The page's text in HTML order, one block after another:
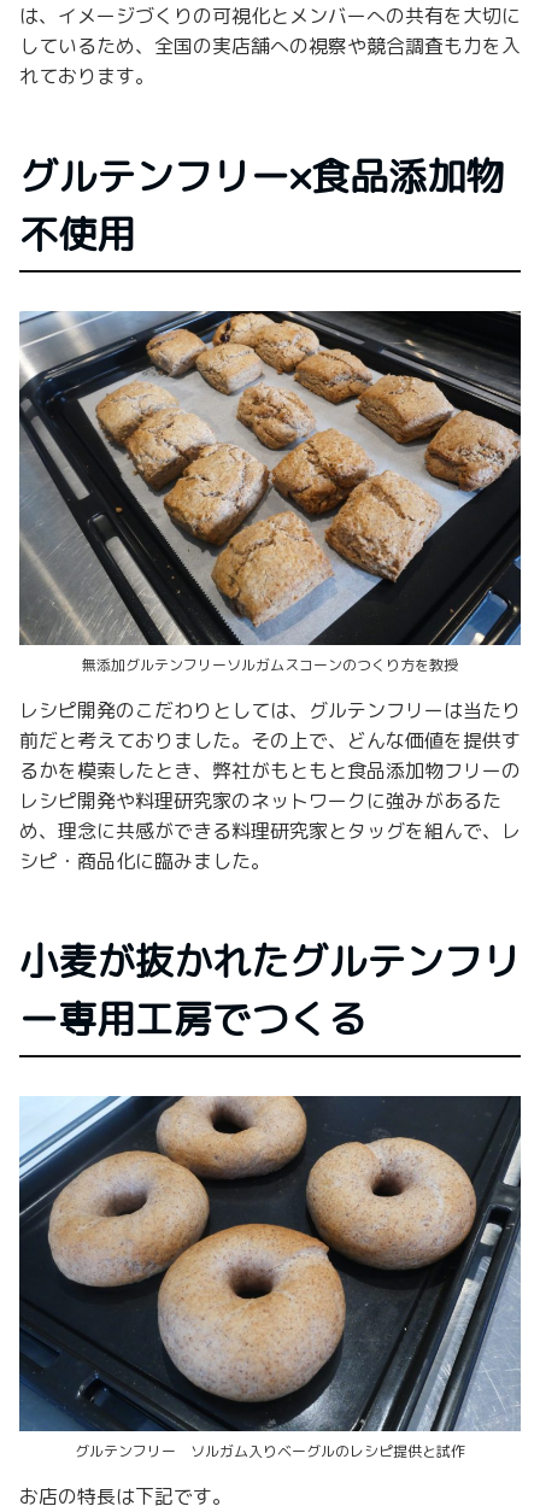
は、イメージづくりの可視化とメンバーへの共有を大切に
しているため、全国の実店舗への視察や競合調査も力を入
れております。
グルテンフリー×食品添加物
不使用
無添加グルテンフリーソルガムスコーンのつくり方を教授
レシピ開発のこだわりとしては、グルテンフリーは当たり
前だと考えておりました。その上で、どんな価値を提供す
るかを模索したとき、弊社がもともと食品添加物フリーの
レシピ開発や料理研究家のネットワークに強みがあるた
め、理念に共感ができる料理研究家とタッグを組んで、レ
シピ・商品化に臨みました。
小麦が抜かれたグルテンフリ
ー専用工房でつくる
グルテンフリー ソルガム入りベーグルのレシピ提供と試作
お店の特長は下記です。